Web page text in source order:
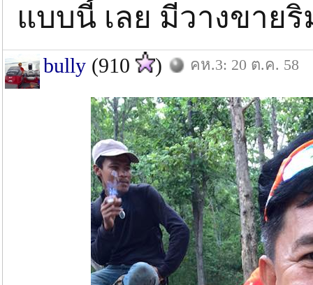
แบบนี้ เลย มีวางขาย
bully (910 ) คห.3: 20 ต.ค. 58